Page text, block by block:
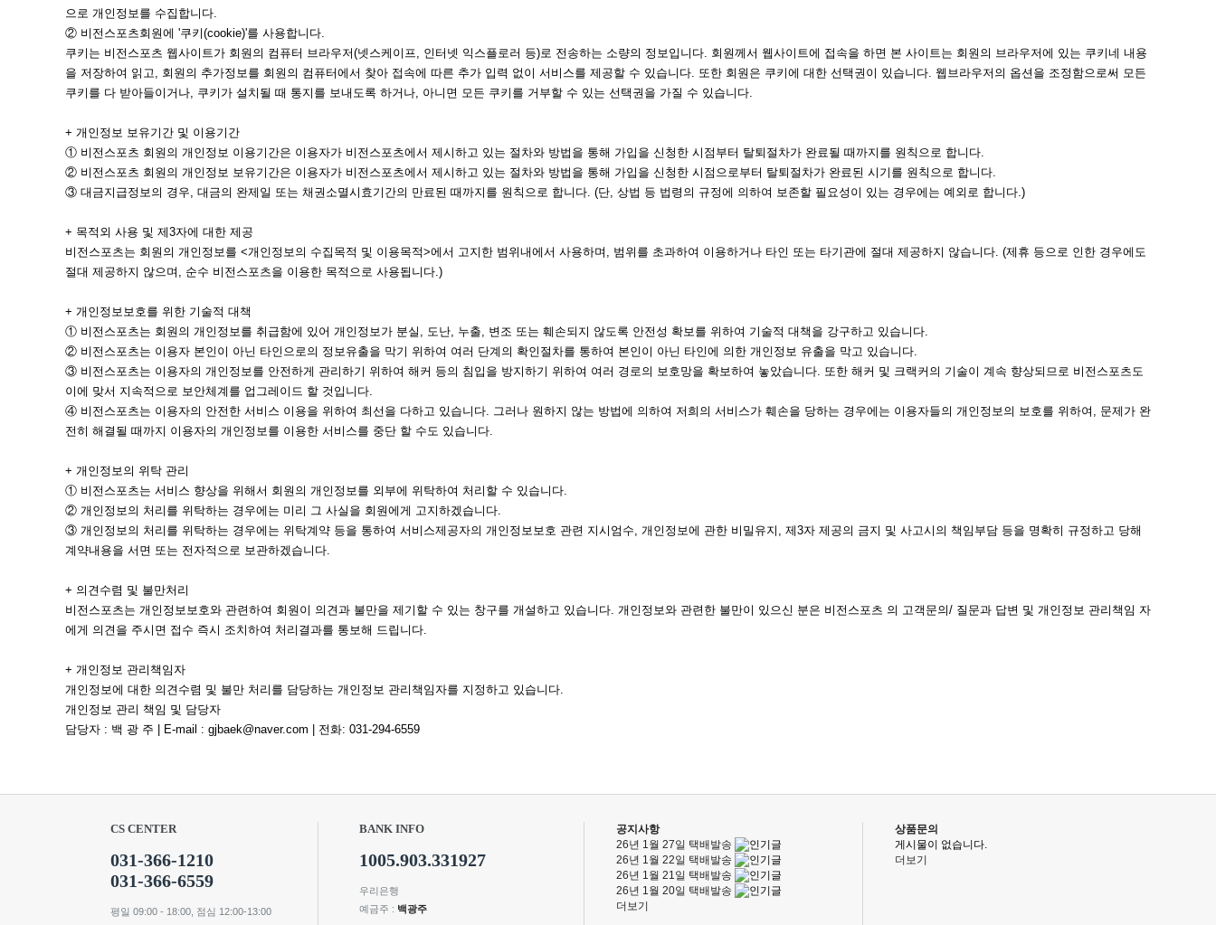
으로 개인정보를 수집합니다.
② 비전스포츠회원에 '쿠키(cookie)'를 사용합니다.
쿠키는 비전스포츠 웹사이트가 회원의 컴퓨터 브라우저(넷스케이프, 인터넷 익스플로러 등)로 전송하는 소량의 정보입니다. 회원께서 웹사이트에 접속을 하면 본 사이트는 회원의 브라우저에 있는 쿠키네 내용
을 저장하여 읽고, 회원의 추가정보를 회원의 컴퓨터에서 찾아 접속에 따른 추가 입력 없이 서비스를 제공할 수 있습니다. 또한 회원은 쿠키에 대한 선택권이 있습니다. 웹브라우저의 옵션을 조정함으로써 모든
쿠키를 다 받아들이거나, 쿠키가 설치될 때 통지를 보내도록 하거나, 아니면 모든 쿠키를 거부할 수 있는 선택권을 가질 수 있습니다.
+ 개인정보 보유기간 및 이용기간
① 비전스포츠 회원의 개인정보 이용기간은 이용자가 비전스포츠에서 제시하고 있는 절차와 방법을 통해 가입을 신청한 시점부터 탈퇴절차가 완료될 때까지를 원칙으로 합니다.
② 비전스포츠 회원의 개인정보 보유기간은 이용자가 비전스포츠에서 제시하고 있는 절차와 방법을 통해 가입을 신청한 시점으로부터 탈퇴절차가 완료된 시기를 원칙으로 합니다.
③ 대금지급정보의 경우, 대금의 완제일 또는 채권소멸시효기간의 만료된 때까지를 원칙으로 합니다. (단, 상법 등 법령의 규정에 의하여 보존할 필요성이 있는 경우에는 예외로 합니다.)
+ 목적외 사용 및 제3자에 대한 제공
비전스포츠는 회원의 개인정보를 <개인정보의 수집목적 및 이용목적>에서 고지한 범위내에서 사용하며, 범위를 초과하여 이용하거나 타인 또는 타기관에 절대 제공하지 않습니다. (제휴 등으로 인한 경우에도
절대 제공하지 않으며, 순수 비전스포츠을 이용한 목적으로 사용됩니다.)
+ 개인정보보호를 위한 기술적 대책
① 비전스포츠는 회원의 개인정보를 취급함에 있어 개인정보가 분실, 도난, 누출, 변조 또는 훼손되지 않도록 안전성 확보를 위하여 기술적 대책을 강구하고 있습니다.
② 비전스포츠는 이용자 본인이 아닌 타인으로의 정보유출을 막기 위하여 여러 단계의 확인절차를 통하여 본인이 아닌 타인에 의한 개인정보 유출을 막고 있습니다.
③ 비전스포츠는 이용자의 개인정보를 안전하게 관리하기 위하여 해커 등의 침입을 방지하기 위하여 여러 경로의 보호망을 확보하여 놓았습니다. 또한 해커 및 크랙커의 기술이 계속 향상되므로 비전스포츠도
이에 맞서 지속적으로 보안체계를 업그레이드 할 것입니다.
④ 비전스포츠는 이용자의 안전한 서비스 이용을 위하여 최선을 다하고 있습니다. 그러나 원하지 않는 방법에 의하여 저희의 서비스가 훼손을 당하는 경우에는 이용자들의 개인정보의 보호를 위하여, 문제가 완
전히 해결될 때까지 이용자의 개인정보를 이용한 서비스를 중단 할 수도 있습니다.
+ 개인정보의 위탁 관리
① 비전스포츠는 서비스 향상을 위해서 회원의 개인정보를 외부에 위탁하여 처리할 수 있습니다.
② 개인정보의 처리를 위탁하는 경우에는 미리 그 사실을 회원에게 고지하겠습니다.
③ 개인정보의 처리를 위탁하는 경우에는 위탁계약 등을 통하여 서비스제공자의 개인정보보호 관련 지시엄수, 개인정보에 관한 비밀유지, 제3자 제공의 금지 및 사고시의 책임부담 등을 명확히 규정하고 당해
계약내용을 서면 또는 전자적으로 보관하겠습니다.
+ 의견수렴 및 불만처리
비전스포츠는 개인정보보호와 관련하여 회원이 의견과 불만을 제기할 수 있는 창구를 개설하고 있습니다. 개인정보와 관련한 불만이 있으신 분은 비전스포츠 의 고객문의/ 질문과 답변 및 개인정보 관리책임 자
에게 의견을 주시면 접수 즉시 조치하여 처리결과를 통보해 드립니다.
+ 개인정보 관리책임자
개인정보에 대한 의견수렴 및 불만 처리를 담당하는 개인정보 관리책임자를 지정하고 있습니다.
개인정보 관리 책임 및 담당자
담당자 : 백 광 주 | E-mail : gjbaek@naver.com | 전화: 031-294-6559
CS CENTER
031-366-1210
031-366-6559
평일 09:00 - 18:00, 점심 12:00-13:00
BANK INFO
1005.903.331927
우리은행
예금주 : 백광주
공지사항
26년 1월 27일 택배발송
26년 1월 22일 택배발송
26년 1월 21일 택배발송
26년 1월 20일 택배발송
더보기
상품문의
게시물이 없습니다.
더보기